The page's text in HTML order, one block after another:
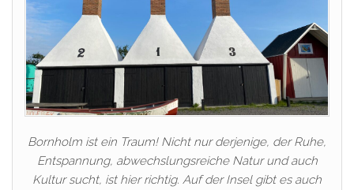
Bornholm ist ein Traum! Nicht nur derjenige, der Ruhe,
Entspannung, abwechslungsreiche Natur und auch
Kultur sucht, ist hier richtig. Auf der Insel gibt es auch